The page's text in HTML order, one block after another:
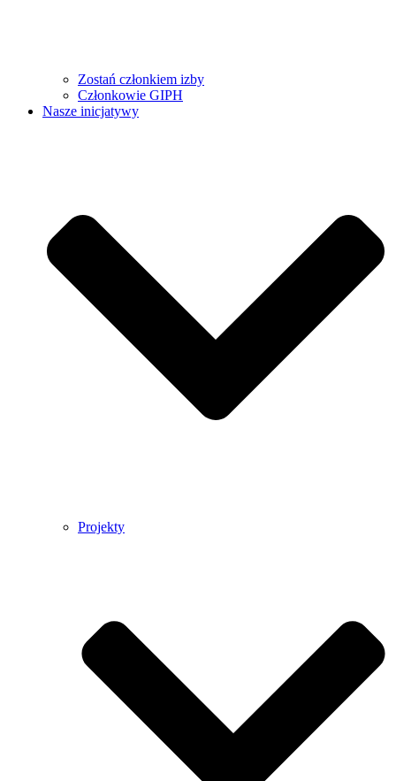
Zostań członkiem izby
Członkowie GIPH
Nasze inicjatywy
Projekty